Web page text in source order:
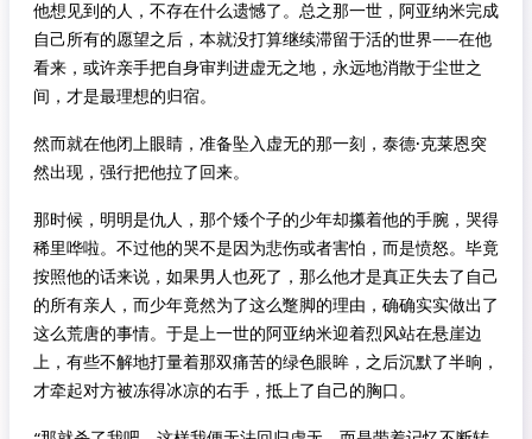
他想见到的人，不存在什么遗憾了。总之那一世，阿亚纳米完成
自己所有的愿望之后，本就没打算继续滞留于活的世界——在他
看来，或许亲手把自身审判进虚无之地，永远地消散于尘世之
间，才是最理想的归宿。
然而就在他闭上眼睛，准备坠入虚无的那一刻，泰德·克莱恩突
然出现，强行把他拉了回来。
那时候，明明是仇人，那个矮个子的少年却攥着他的手腕，哭得
稀里哗啦。不过他的哭不是因为悲伤或者害怕，而是愤怒。毕竟
按照他的话来说，如果男人也死了，那么他才是真正失去了自己
的所有亲人，而少年竟然为了这么蹩脚的理由，确确实实做出了
这么荒唐的事情。于是上一世的阿亚纳米迎着烈风站在悬崖边
上，有些不解地打量着那双痛苦的绿色眼眸，之后沉默了半晌，
才牵起对方被冻得冰凉的右手，抵上了自己的胸口。